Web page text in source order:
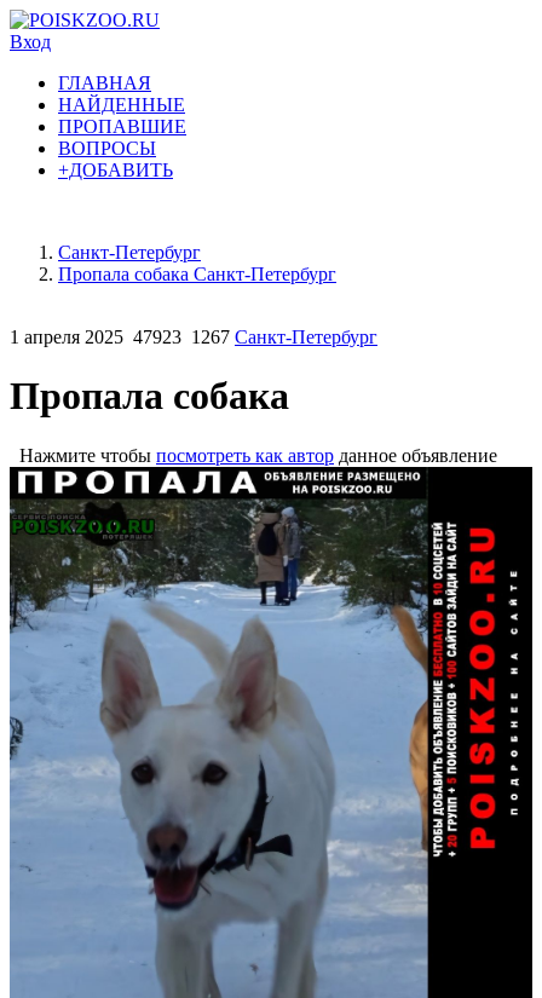
Вход
ГЛАВНАЯ
НАЙДЕННЫЕ
ПРОПАВШИЕ
ВОПРОСЫ
+ДОБАВИТЬ
Санкт-Петербург
Пропала собака Санкт-Петербург
1 апреля 2025 47923 1267 Санкт-Петербург
Пропала собака
Нажмите чтобы посмотреть как автор данное объявление